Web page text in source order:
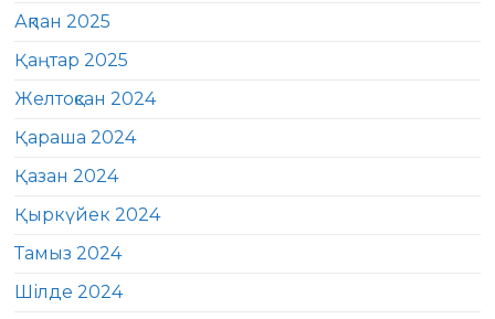
Ақпан 2025
Қаңтар 2025
Желтоқсан 2024
Қараша 2024
Қазан 2024
Қыркүйек 2024
Тамыз 2024
Шілде 2024